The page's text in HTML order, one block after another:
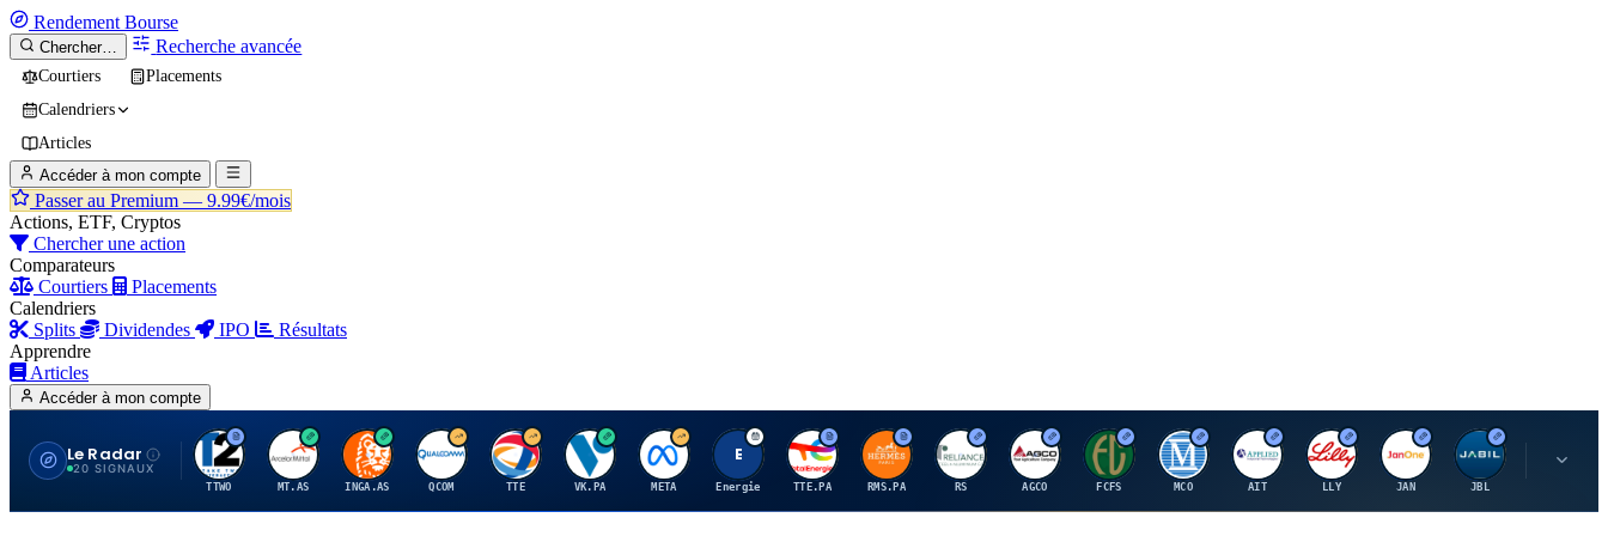
Rendement Bourse
Chercher… Recherche avancée
Courtiers
Placements
Calendriers
Articles
Accéder à mon compte
Passer au Premium — 9.99€/mois
Actions, ETF, Cryptos
Chercher une action
Comparateurs
Courtiers
Placements
Calendriers
Splits
Dividendes IPO
Résultats
Apprendre
Articles
Accéder à mon compte
Le Radar
20 SIGNAUX
T
TTWO
A
MT.AS
I
INGA.AS
Q
QCOM
T
TTE
V
VK.PA
M
META
E
Energie
T
TTE.PA
H
RMS.PA
R
RS
A
AGCO
F
FCFS
M
MCO
A
AIT
E
LLY
J
JAN
J
JBL
P